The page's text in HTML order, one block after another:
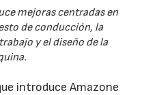
mejoras centradas en
de conducción, la
y el diseño de la
introduce Amazone